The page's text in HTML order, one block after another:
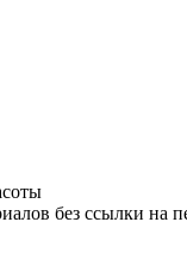
без ссылки на